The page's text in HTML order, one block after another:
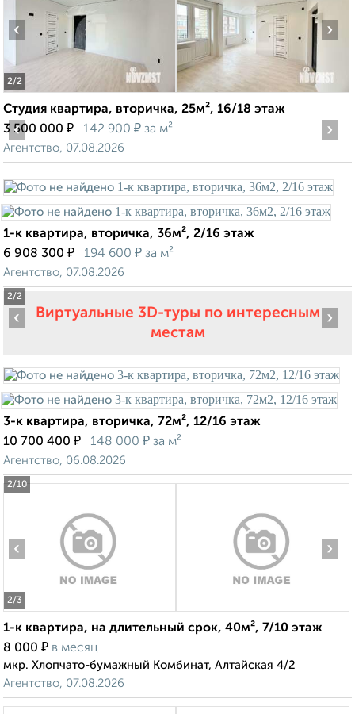
2/2
‹ ›
Студия квартира, вторичка, 25м², 16/18 этаж
3 500 000 ₽ 142 900 ₽ за м²
Агентство, 07.08.2026
2/2
‹ ›
1-к квартира, вторичка, 36м², 2/16 этаж
6 908 300 ₽ 194 600 ₽ за м²
Агентство, 07.08.2026
Виртуальные 3D-туры по интересным
местам
2/10
‹ ›
3-к квартира, вторичка, 72м², 12/16 этаж
10 700 400 ₽ 148 000 ₽ за м²
Агентство, 06.08.2026
2/3
‹ ›
1-к квартира, на длительный срок, 40м², 7/10 этаж
8 000 ₽ в месяц
мкр. Хлопчато-бумажный Комбинат, Алтайская 4/2
Агентство, 07.08.2026